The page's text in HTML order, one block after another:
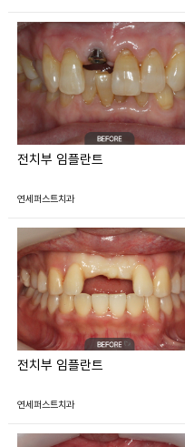
전치부 임플란트
연세퍼스트치과
전치부 임플란트
연세퍼스트치과